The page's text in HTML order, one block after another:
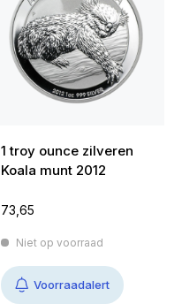
1 troy ounce zilveren
Koala munt 2012
73,65
Niet op voorraad
Voorraadalert